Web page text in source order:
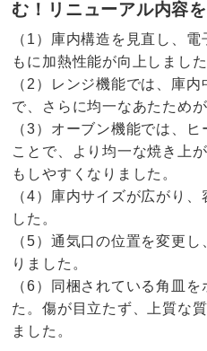
む！リニューアル内容を
（1）庫内構造を見直し、
もに加熱性能が向上しました
（2）レンジ機能では、庫
で、さらに均一なあたため
（3）オーブン機能では、
ことで、より均一な焼き上
もしやすくなりました。
（4）庫内サイズが広がり
した。
（5）通気口の位置を変更
りました。
（6）同梱されている角皿
た。傷が目立たず、上質な
ました。